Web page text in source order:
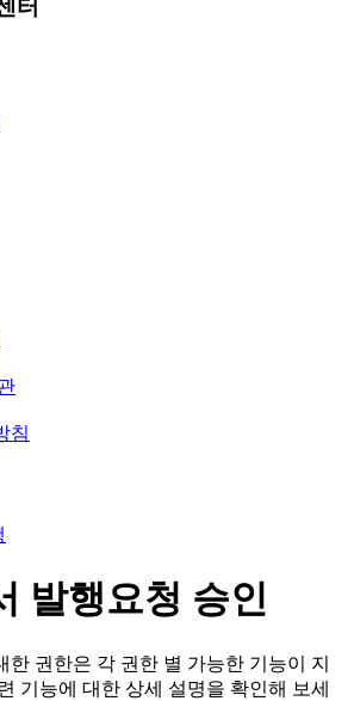
터
침
발행요청 승인
한 권한은 각 권한 별 가능한 기능이 지
기능에 대한 상세 설명을 확인해 보세